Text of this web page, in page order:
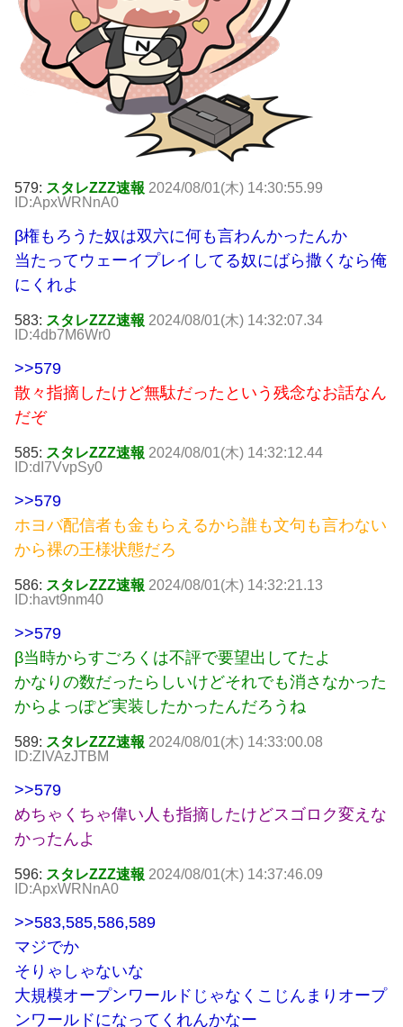
579: スタレZZZ速報 2024/08/01(木) 14:30:55.99
ID:ApxWRNnA0
β権もろうた奴は双六に何も言わんかったんか
当たってウェーイプレイしてる奴にばら撒くなら俺
にくれよ
583: スタレZZZ速報 2024/08/01(木) 14:32:07.34
ID:4db7M6Wr0
>>579
散々指摘したけど無駄だったという残念なお話なん
だぞ
585: スタレZZZ速報 2024/08/01(木) 14:32:12.44
ID:dI7VvpSy0
>>579
ホヨバ配信者も金もらえるから誰も文句も言わない
から裸の王様状態だろ
586: スタレZZZ速報 2024/08/01(木) 14:32:21.13
ID:havt9nm40
>>579
β当時からすごろくは不評で要望出してたよ
かなりの数だったらしいけどそれでも消さなかった
からよっぽど実装したかったんだろうね
589: スタレZZZ速報 2024/08/01(木) 14:33:00.08
ID:ZIVAzJTBM
>>579
めちゃくちゃ偉い人も指摘したけどスゴロク変えな
かったんよ
596: スタレZZZ速報 2024/08/01(木) 14:37:46.09
ID:ApxWRNnA0
>>583,585,586,589
マジでか
そりゃしゃないな
大規模オープンワールドじゃなくこじんまりオープ
ンワールドになってくれんかなー